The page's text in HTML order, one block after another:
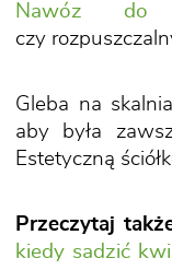
Nawóz do
czy
Gleba na
aby była
Estetyczną
Przeczytaj
kiedy sadzić